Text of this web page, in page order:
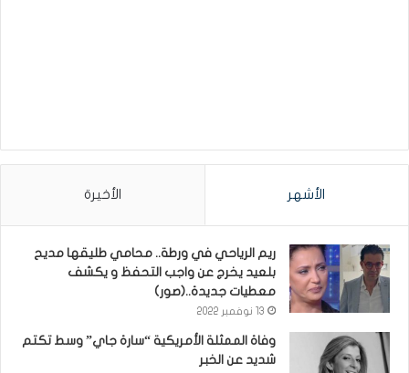
الأشهر الأخيرة
ريم الرياحي في ورطة.. محامي طليقها مديح
بلعيد يخرج عن واجب التحفظ و يكشف
معطيات جديدة..(صور)
13 نوفمبر 2022
وفاة الممثلة الأمريكية “سارة جاي” وسط تكتم
شديد عن الخبر